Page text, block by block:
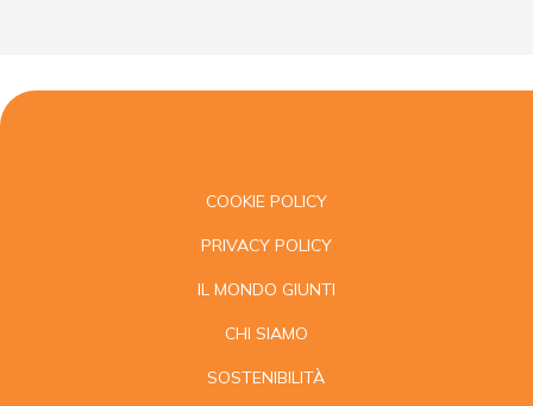
COOKIE POLICY
PRIVACY POLICY
IL MONDO GIUNTI
CHI SIAMO
SOSTENIBILITÀ